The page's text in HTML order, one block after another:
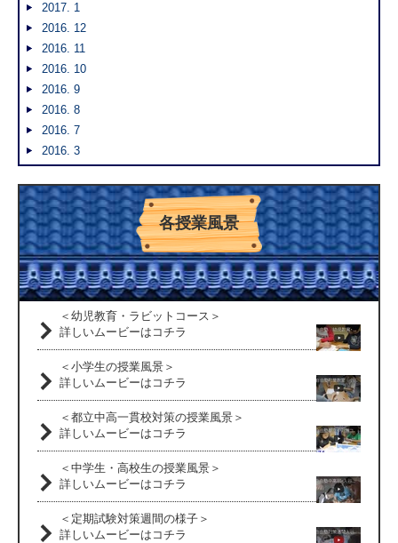
2017. 1
2016. 12
2016. 11
2016. 10
2016. 9
2016. 8
2016. 7
2016. 3
各授業風景
＜幼児教育・ラビットコース＞
詳しいムービーはコチラ
＜小学生の授業風景＞
詳しいムービーはコチラ
＜都立中高一貫校対策の授業風景＞
詳しいムービーはコチラ
＜中学生・高校生の授業風景＞
詳しいムービーはコチラ
＜定期試験対策週間の様子＞
詳しいムービーはコチラ